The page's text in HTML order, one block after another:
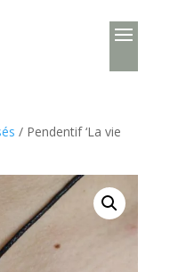
/ Pendentif ‘La vie